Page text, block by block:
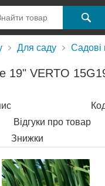
Для саду Садові
19" VERTO
Відгуки про товар
Знижки